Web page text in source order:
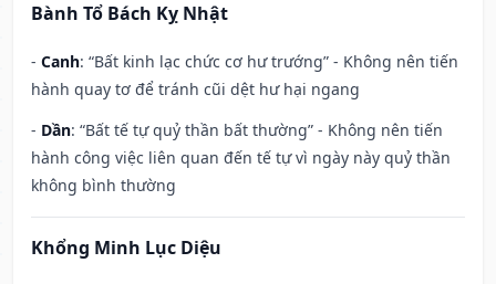
Bành Tổ Bách Kỵ Nhật
- Canh: “Bất kinh lạc chức cơ hư trướng” - Không nên tiến
hành quay tơ để tránh cũi dệt hư hại ngang
- Dần: “Bất tế tự quỷ thần bất thường” - Không nên tiến
hành công việc liên quan đến tế tự vì ngày này quỷ thần
không bình thường
Khổng Minh Lục Diệu